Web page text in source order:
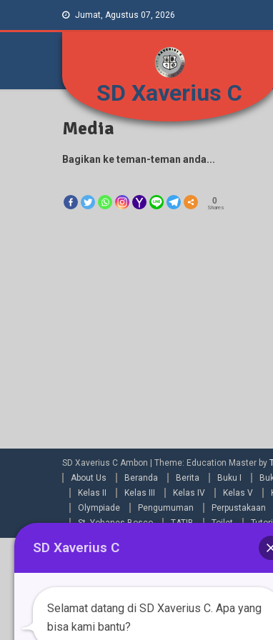
Jumat, Agustus 07, 2026
SD Xaverius C
Media
Bagikan ke teman-teman anda...
0
Shares
SD Xaverius C Ambon Theme: Education Master by
About Us
Beranda Berita Buku I
Kelas II
Kelas III Kelas IV Kelas V
Olympiade
Pengumuman Perpustakaan
St. Yohanes Bosco
TATIB Toilet
SD Xaverius C
Selamat datang di SD Xaverius C. Apa yang
bisa kami bantu?